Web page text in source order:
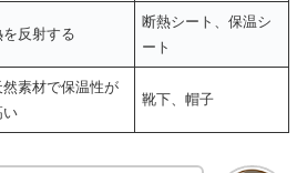
を反射する
断熱シート、保温シ
ート
然素材で保温性が
い
靴下、帽子